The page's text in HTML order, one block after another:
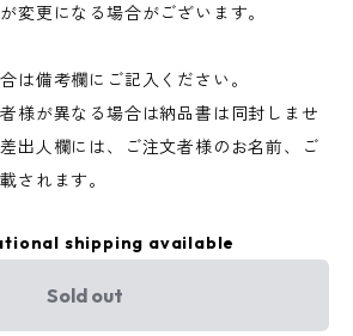
変更になる場合がございます。
は備考欄にご記入ください。
様が異なる場合は納品書は同封しませ
出人欄には、ご注文者様のお名前、ご
されます。
shipping available
Sold out